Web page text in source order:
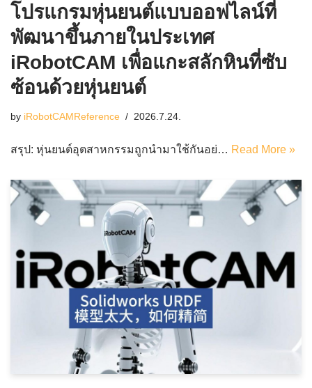
โปรแกรมหุ่นยนต์แบบออฟไลน์ที่
พัฒนาขึ้นภายในประเทศ
iRobotCAM เพื่อแกะสลักหินที่ซับ
ซ้อนด้วยหุ่นยนต์
by iRobotCAMReference 2026.7.24.
สรุป: หุ่นยนต์อุตสาหกรรมถูกนำมาใช้กันอย่… Read More »